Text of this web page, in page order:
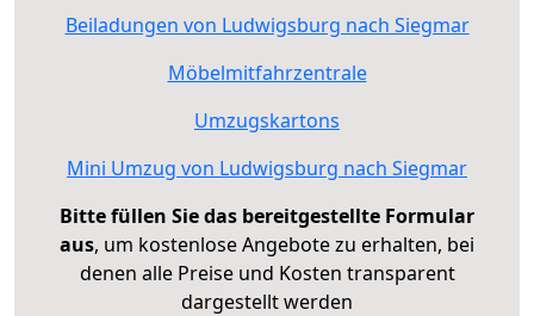
Beiladungen von Ludwigsburg nach Siegmar
Möbelmitfahrzentrale
Umzugskartons
Mini Umzug von Ludwigsburg nach Siegmar
Bitte füllen Sie das bereitgestellte Formular
aus, um kostenlose Angebote zu erhalten, bei
denen alle Preise und Kosten transparent
dargestellt werden